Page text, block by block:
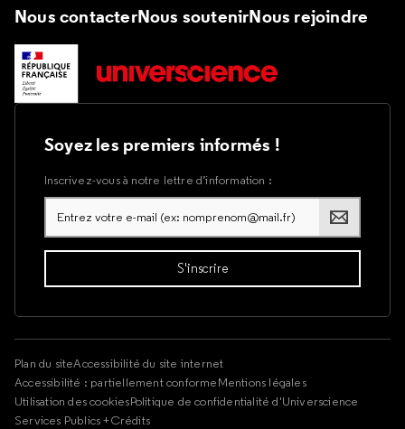
Nous contacterNous soutenirNous rejoindre
Soyez les premiers informés !
Inscrivez-vous à notre lettre d’information :
Plan du siteAccessibilité du site internet
Accessibilité : partiellement conformeMentions légales
Utilisation des cookiesPolitique de confidentialité d'Universcience
Services Publics +Crédits